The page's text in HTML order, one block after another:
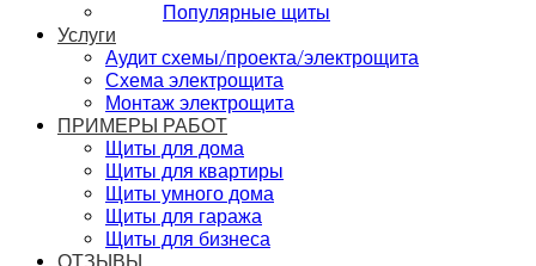
Популярные щиты
Услуги
Аудит схемы/проекта/электрощита
Схема электрощита
Монтаж электрощита
ПРИМЕРЫ РАБОТ
Щиты для дома
Щиты для квартиры
Щиты умного дома
Щиты для гаража
Щиты для бизнеса